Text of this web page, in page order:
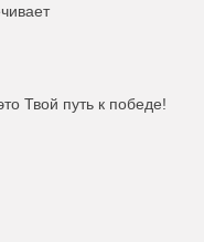
Твой путь к победе!